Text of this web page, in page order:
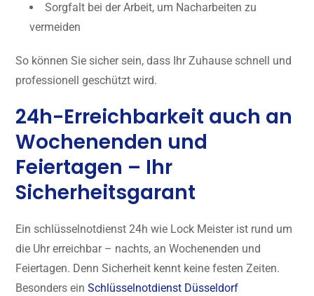
Sorgfalt bei der Arbeit, um Nacharbeiten zu
vermeiden
So können Sie sicher sein, dass Ihr Zuhause schnell und
professionell geschützt wird.
24h-Erreichbarkeit auch an
Wochenenden und
Feiertagen – Ihr
Sicherheitsgarant
Ein schlüsselnotdienst 24h wie Lock Meister ist rund um
die Uhr erreichbar – nachts, an Wochenenden und
Feiertagen. Denn Sicherheit kennt keine festen Zeiten.
Besonders ein Schlüsselnotdienst Düsseldorf